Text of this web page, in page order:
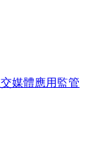
媒體應用監管